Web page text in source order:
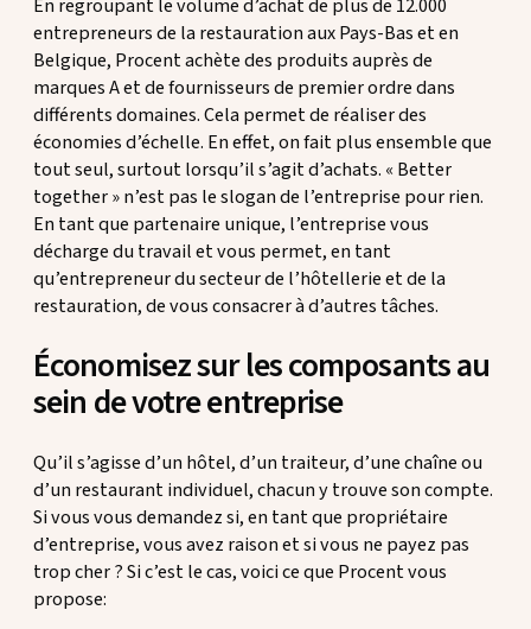
En regroupant le volume d’achat de plus de 12.000
entrepreneurs de la restauration aux Pays-Bas et en
Belgique, Procent achète des produits auprès de
marques A et de fournisseurs de premier ordre dans
différents domaines. Cela permet de réaliser des
économies d’échelle. En effet, on fait plus ensemble que
tout seul, surtout lorsqu’il s’agit d’achats. « Better
together » n’est pas le slogan de l’entreprise pour rien.
En tant que partenaire unique, l’entreprise vous
décharge du travail et vous permet, en tant
qu’entrepreneur du secteur de l’hôtellerie et de la
restauration, de vous consacrer à d’autres tâches.
Économisez sur les composants au
sein de votre entreprise
Qu’il s’agisse d’un hôtel, d’un traiteur, d’une chaîne ou
d’un restaurant individuel, chacun y trouve son compte.
Si vous vous demandez si, en tant que propriétaire
d’entreprise, vous avez raison et si vous ne payez pas
trop cher ? Si c’est le cas, voici ce que Procent vous
propose: